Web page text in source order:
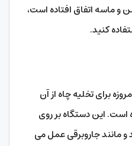
و ماسه اتفاق افتاده است،
کنید.
برای تخلیه چاه از آن
است. این دستگاه بر روی
مانند جاروبرقی عمل می‌